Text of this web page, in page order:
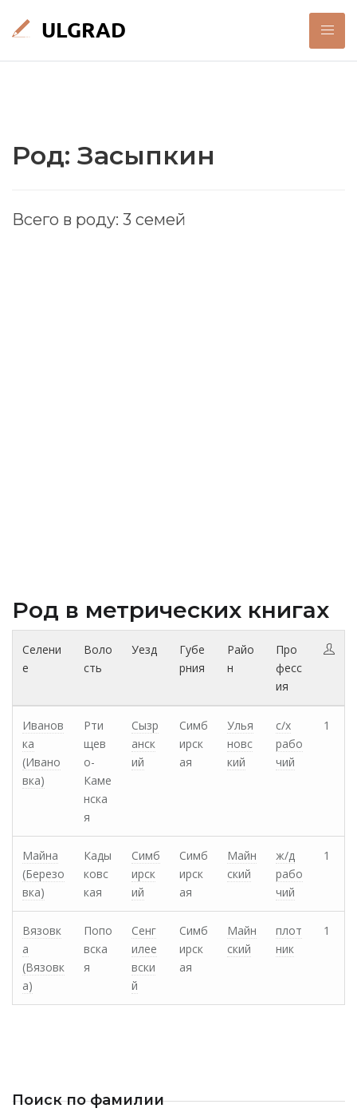
Род: Засыпкин
Всего в роду: 3 семей
Род в метрических книгах
Селени
е
Воло
сть
Уезд
Губе
рния
Райо
н
Про
фесс
ия
Иванов
ка
(Ивано
вка)
Рти
щев
о-
Каме
нска
я
Сызр
анск
ий
Симб
ирск
ая
Улья
новс
кий
с/х
рабо
чий
1
Майна
(Березо
вка)
Кады
ковс
кая
Симб
ирск
ий
Симб
ирск
ая
Майн
ский
ж/д
рабо
чий
1
Вязовк
а
(Вязовк
а)
Попо
вска
я
Сенг
илее
вски
й
Симб
ирск
ая
Майн
ский
плот
ник
1
Поиск по фамилии